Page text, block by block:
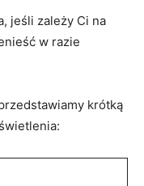
jeśli zależy Ci na
w razie
krótką